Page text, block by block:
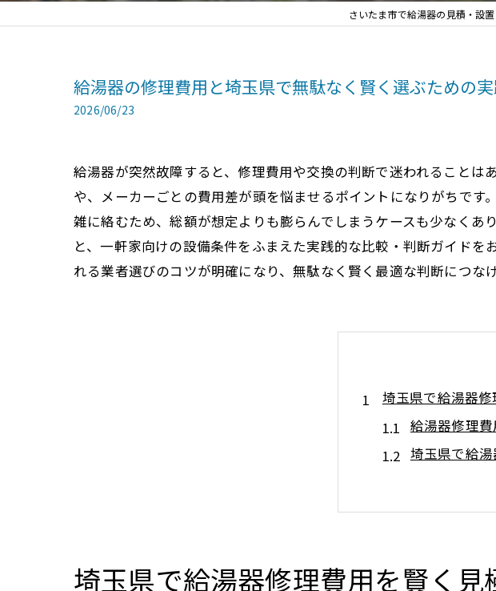
さいたま市で給湯器の見積・設
給湯器の修理費用と埼玉県で無駄なく賢く選ぶための
2026/06/23
給湯器が突然故障すると、修理費用や交換の判断で迷われること
や、メーカーごとの費用差が頭を悩ませるポイントになりがちで
雑に絡むため、総額が想定よりも膨らんでしまうケースも少なく
と、一軒家向けの設備条件をふまえた実践的な比較・判断ガイド
れる業者選びのコツが明確になり、無駄なく賢く最適な判断につな
埼玉県で給湯器
給湯器修理
埼玉県で給
給湯器修理
給湯器の修
給湯器のトラブル
埼玉県で給湯器修理費用を賢く見